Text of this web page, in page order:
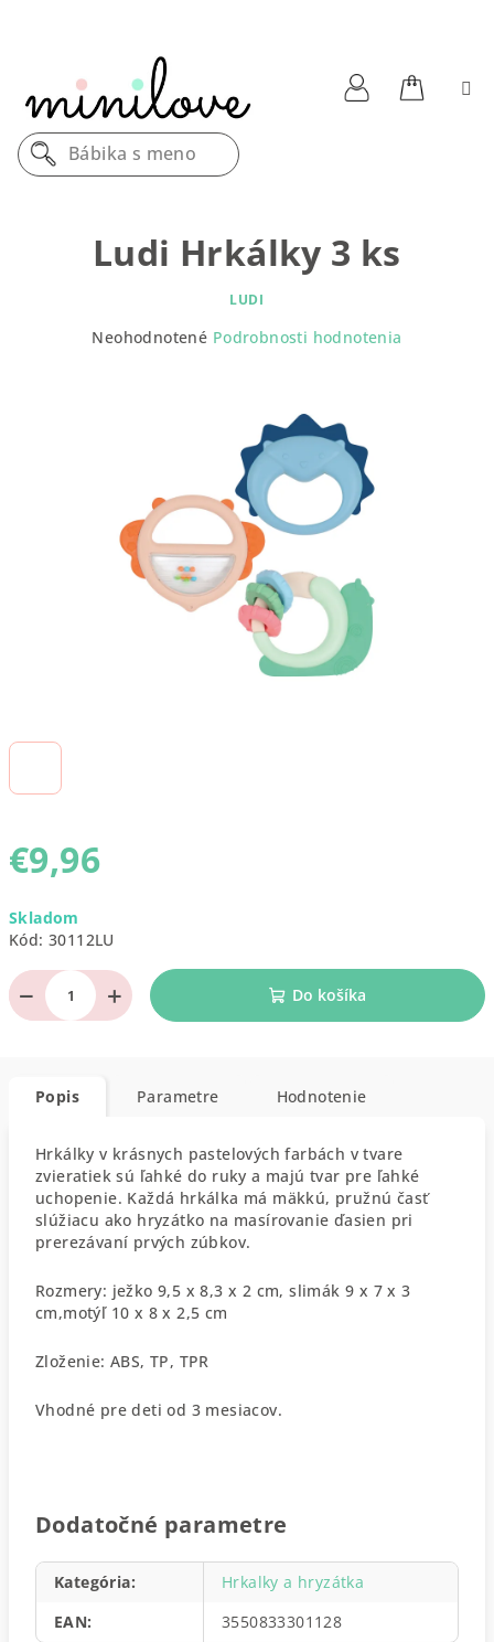
Bábika s menom
€9,96
cena:
Skladom
Kód: 30112LU
+
− Do košíka
Ludi Hrkálky 3 ks
LUDI
Neohodnotené Podrobnosti hodnotenia
Popis Parametre Hodnotenie
Hrkálky v krásnych pastelových farbách v tvare
zvieratiek sú ľahké do ruky a majú tvar pre ľahké
uchopenie. Každá hrkálka má mäkkú, pružnú časť
slúžiacu ako hryzátko na masírovanie ďasien pri
prerezávaní prvých zúbkov.
Rozmery: ježko 9,5 x 8,3 x 2 cm, slimák 9 x 7 x 3
cm,motýľ 10 x 8 x 2,5 cm
Zloženie: ABS, TP, TPR
Vhodné pre deti od 3 mesiacov.
Dodatočné parametre
Kategória:
Hrkalky a hryzátka
EAN: 3550833301128